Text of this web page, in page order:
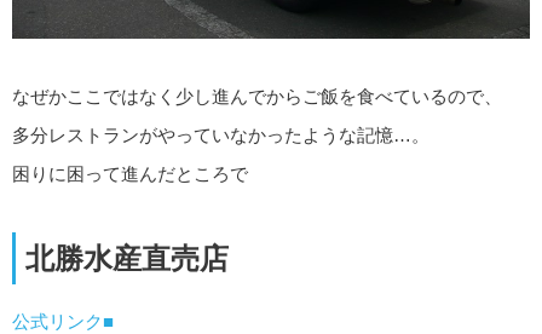
なぜかここではなく少し進んでからご飯を食べているので、
多分レストランがやっていなかったような記憶…。
困りに困って進んだところで
北勝水産直売店
公式リンク■